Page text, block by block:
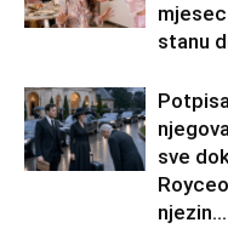
stanu
sve
njezin...